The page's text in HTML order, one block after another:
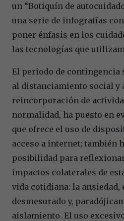
un “Botiquín de
una serie de infografías
poner énfasis en los
las tecnologías que
El periodo de contingencia
al distanciamiento social y
reincorporación de
normalidad, ha puesto en
que ofrece el uso de
acceso a internet; también
posibilidad para
impactos colaterales de
vida cotidiana: la ansiedad,
desmesurado y,
aislamiento. El uso